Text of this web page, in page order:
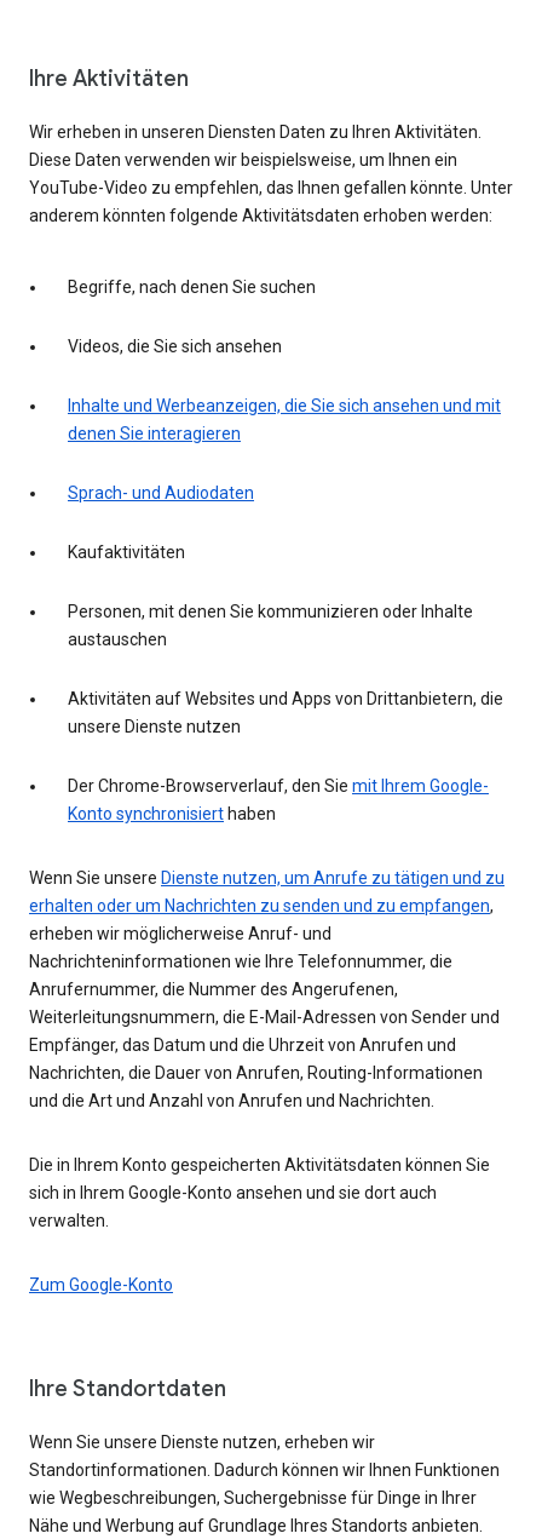
Ihre Aktivitäten
Wir erheben in unseren Diensten Daten zu Ihren Aktivitäten.
Diese Daten verwenden wir beispielsweise, um Ihnen ein
YouTube-Video zu empfehlen, das Ihnen gefallen könnte. Unter
anderem könnten folgende Aktivitätsdaten erhoben werden:
Begriffe, nach denen Sie suchen
Videos, die Sie sich ansehen
Inhalte und Werbeanzeigen, die Sie sich ansehen und mit
denen Sie interagieren
Sprach- und Audiodaten
Kaufaktivitäten
Personen, mit denen Sie kommunizieren oder Inhalte
austauschen
Aktivitäten auf Websites und Apps von Drittanbietern, die
unsere Dienste nutzen
Der Chrome-Browserverlauf, den Sie mit Ihrem Google-
Konto synchronisiert haben
Wenn Sie unsere Dienste nutzen, um Anrufe zu tätigen und zu
erhalten oder um Nachrichten zu senden und zu empfangen,
erheben wir möglicherweise Anruf- und
Nachrichteninformationen wie Ihre Telefonnummer, die
Anrufernummer, die Nummer des Angerufenen,
Weiterleitungsnummern, die E-Mail-Adressen von Sender und
Empfänger, das Datum und die Uhrzeit von Anrufen und
Nachrichten, die Dauer von Anrufen, Routing-Informationen
und die Art und Anzahl von Anrufen und Nachrichten.
Die in Ihrem Konto gespeicherten Aktivitätsdaten können Sie
sich in Ihrem Google-Konto ansehen und sie dort auch
verwalten.
Zum Google-Konto
Ihre Standortdaten
Wenn Sie unsere Dienste nutzen, erheben wir
Standortinformationen. Dadurch können wir Ihnen Funktionen
wie Wegbeschreibungen, Suchergebnisse für Dinge in Ihrer
Nähe und Werbung auf Grundlage Ihres Standorts anbieten.